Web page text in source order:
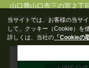
山口県山口市三の宮２丁
営業時間： 09:00～18:00
定休日：なし(詳細はスタ
当サイトでは、お客様の当サ
して、クッキー（Cookie）を
詳しくは、当社の 「Cookieの